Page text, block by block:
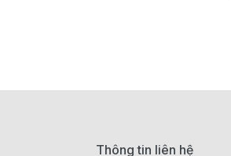
Thông tin liên hệ